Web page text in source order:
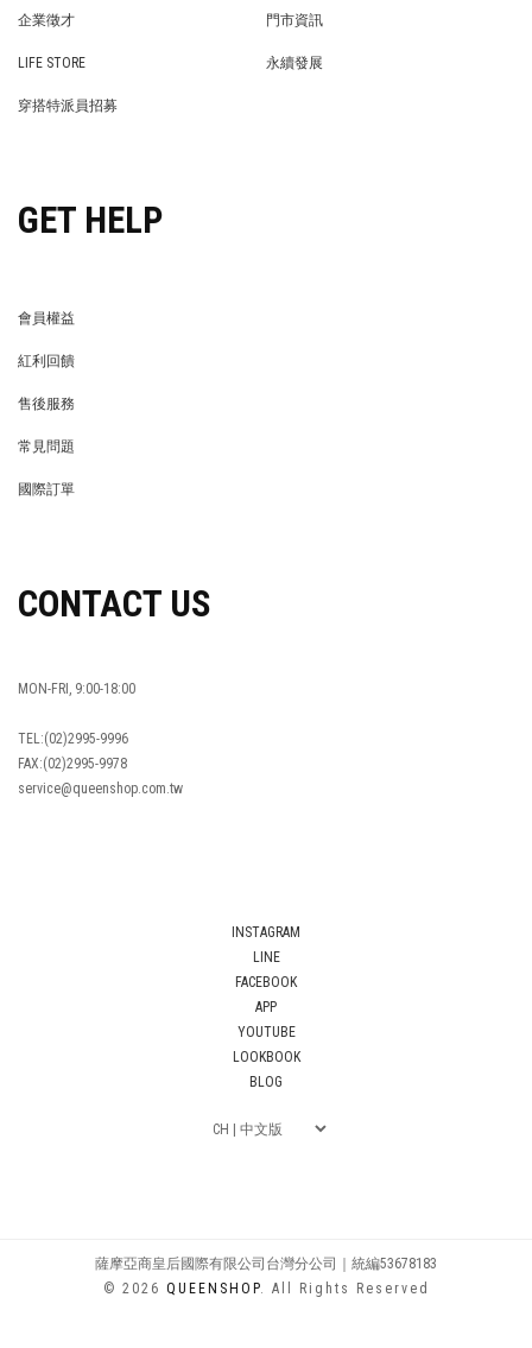
企業徵才
門市資訊
LIFE STORE
永續發展
穿搭特派員招募
GET HELP
會員權益
紅利回饋
售後服務
常見問題
國際訂單
CONTACT US
MON-FRI, 9:00-18:00
TEL:(02)2995-9996
FAX:(02)2995-9978
service@queenshop.com.tw
INSTAGRAM
LINE
FACEBOOK
APP
YOUTUBE
LOOKBOOK
BLOG
薩摩亞商皇后國際有限公司台灣分公司｜統編53678183
© 2026 QUEENSHOP. All Rights Reserved